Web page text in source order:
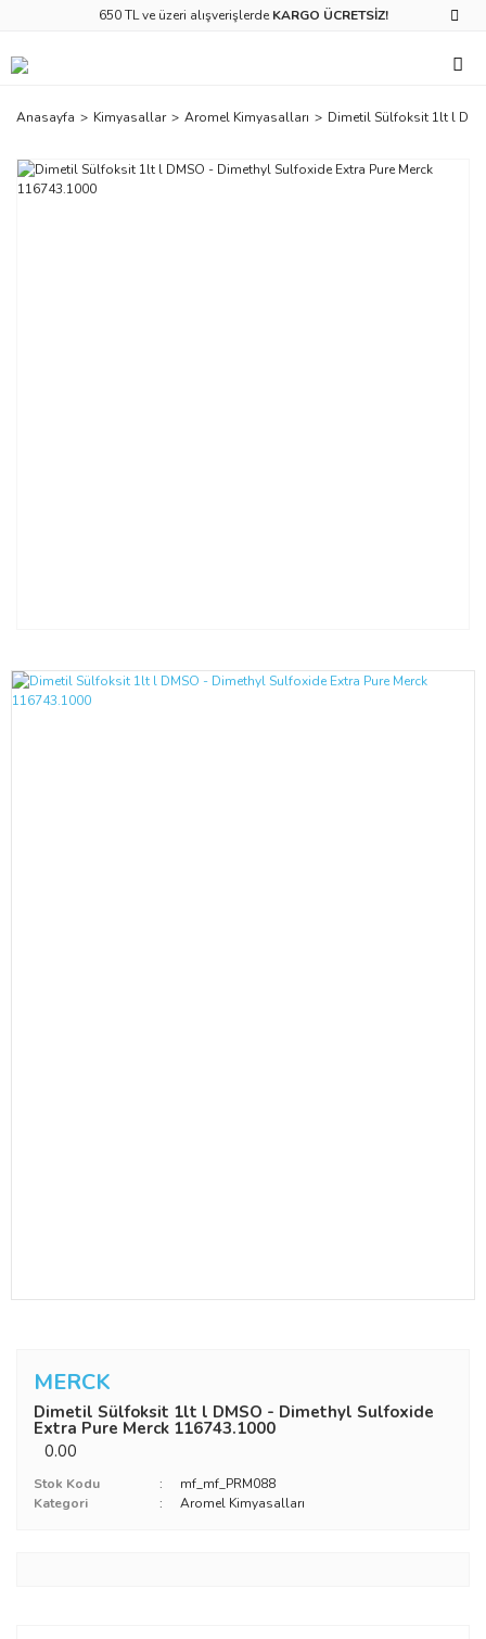
650 TL ve üzeri alışverişlerde KARGO ÜCRETSİZ!
Anasayfa Kimyasallar Aromel Kimyasalları Dimetil Sülfoksit 1lt l
MERCK
Dimetil Sülfoksit 1lt l DMSO - Dimethyl Sulfoxide
Extra Pure Merck 116743.1000
0.00
Stok Kodu
mf_mf_PRM088
Kategori
Aromel Kimyasalları